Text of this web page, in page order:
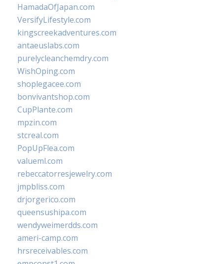
HamadaOfJapan.com
VersifyLifestyle.com
kingscreekadventures.com
antaeuslabs.com
purelycleanchemdry.com
WishOping.com
shoplegacee.com
bonvivantshop.com
CupPlante.com
mpzin.com
stcreal.com
PopUpFlea.com
valueml.com
rebeccatorresjewelry.com
jmpbliss.com
drjorgerico.com
queensushipa.com
wendyweimerdds.com
ameri-camp.com
hrsreceivables.com